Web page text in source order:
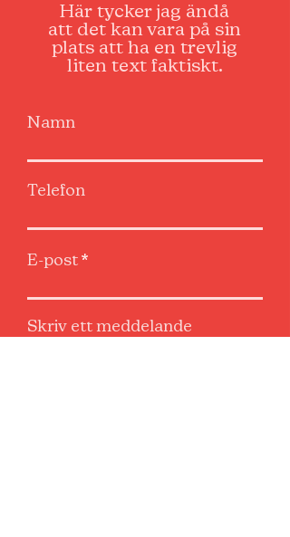
Här tycker jag ändå
att det kan vara på sin
plats att ha en trevlig
liten text faktiskt.
Namn
Telefon
E-post
Skriv ett meddelande